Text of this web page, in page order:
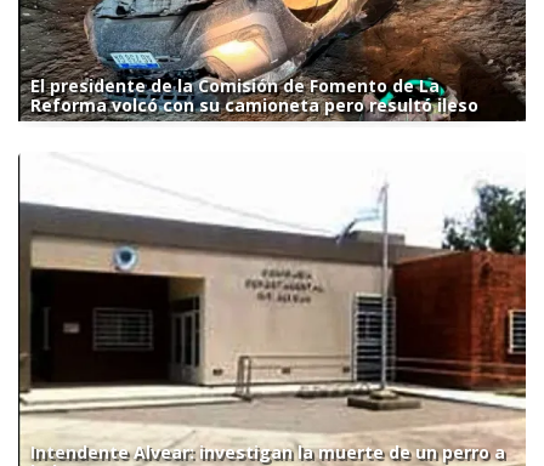
El presidente de la Comisión de Fomento de La
Reforma volcó con su camioneta pero resultó ileso
Intendente Alvear: investigan la muerte de un perro a